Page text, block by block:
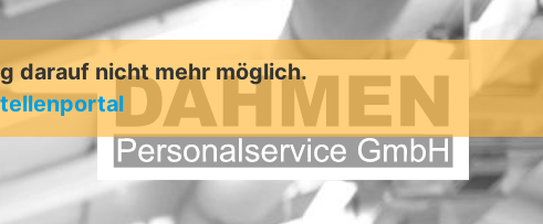
darauf nicht mehr möglich.